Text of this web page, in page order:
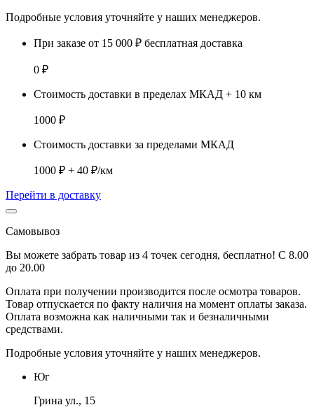
Подробные условия уточняйте у наших менеджеров.
При заказе от 15 000 ₽ бесплатная доставка
0 ₽
Стоимость доставки в пределах МКАД + 10 км
1000 ₽
Стоимость доставки за пределами МКАД
1000 ₽ + 40 ₽/км
Перейти в доставку
Самовывоз
Вы можете забрать товар из 4 точек сегодня, бесплатно! С 8.00
до 20.00
Оплата при получении производится после осмотра товаров.
Товар отпускается по факту наличия на момент оплаты заказа.
Оплата возможна как наличными так и безналичными
средствами.
Подробные условия уточняйте у наших менеджеров.
Юг
Грина ул., 15